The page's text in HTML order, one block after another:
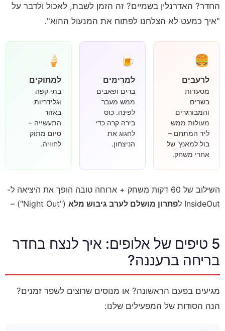
החדר? האדרנלין בשמיים? זה הזמן לשבת, לאכול ולדבר על
"איך כמעט לא הצלחנו לפתוח את המנעול ההוא".
🍔
לרעבים
מסעדות
בשרים
והמבורגרים
מעולות ממש
ליד המתחם –
בול למאנץ' של
אחרי משחק.
🍺
למרימים
ברים ופאבים
ממש מעבר
לפינה. כוס
בירה קרה כדי
לחגוג את
הניצחון.
🍦
למתוקים
בתי קפה
וגלידריות
באזור
התעשייה –
סיום מתוק
לחוויה.
השילוב של 60 דקות משחק + ארוחה טובה הופך את היציאה ל-
InsideOut ל
פתרון מושלם לערב גיבוש מלא ("Night Out") –
5 טיפים של אלופים: איך לנצח בחדר
בריחה ברעננה?
מגיעים בפעם הראשונה? או מנוסים שרוצים לשפר זמנים?
הנה הסודות של המפעילים שלנו: